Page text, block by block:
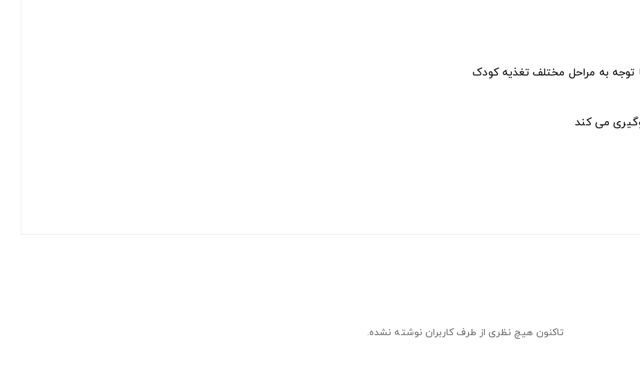
می کند
تاکنون هیچ نظری از طرف کاربران نوشته نشده.